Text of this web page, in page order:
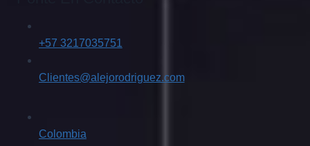
+57 3217035751
Clientes@alejorodriguez.com
Colombia